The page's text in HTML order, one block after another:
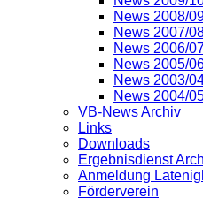
News 2008/
News 2007/
News 2006/
News 2005/
News 2003/
News 2004/
VB-News Archiv
Links
Downloads
Ergebnisdienst
Anmeldung
Förderverein